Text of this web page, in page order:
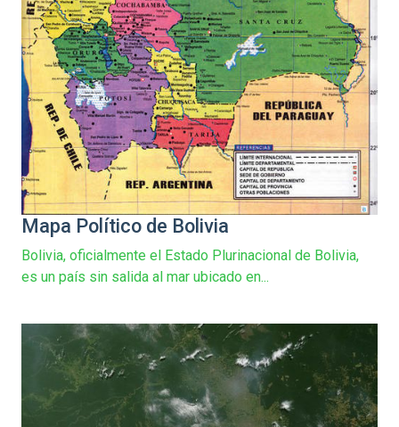
Mapa Político de Bolivia
Bolivia, oficialmente el Estado Plurinacional de Bolivia,
es un país sin salida al mar ubicado en...